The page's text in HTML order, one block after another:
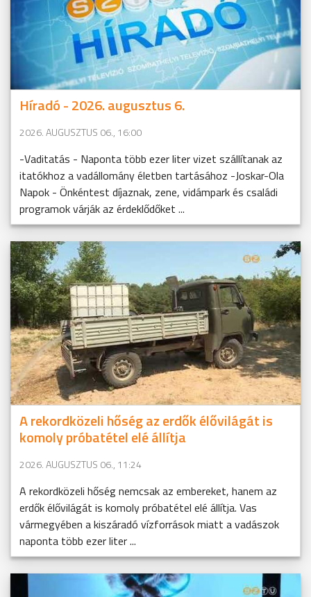
Híradó - 2026. augusztus 6.
2026. AUGUSZTUS 06., 16:00
-Vaditatás - Naponta több ezer liter vizet szállítanak az
itatókhoz a vadállomány életben tartásához -Joskar-Ola
Napok - Önkéntest díjaznak, zene, vidámpark és családi
programok várják az érdeklődőket ...
A rekordközeli hőség az erdők élővilágát is
komoly próbatétel elé állítja
2026. AUGUSZTUS 06., 11:24
A rekordközeli hőség nemcsak az embereket, hanem az
erdők élővilágát is komoly próbatétel elé állítja. Vas
vármegyében a kiszáradó vízforrások miatt a vadászok
naponta több ezer liter ...